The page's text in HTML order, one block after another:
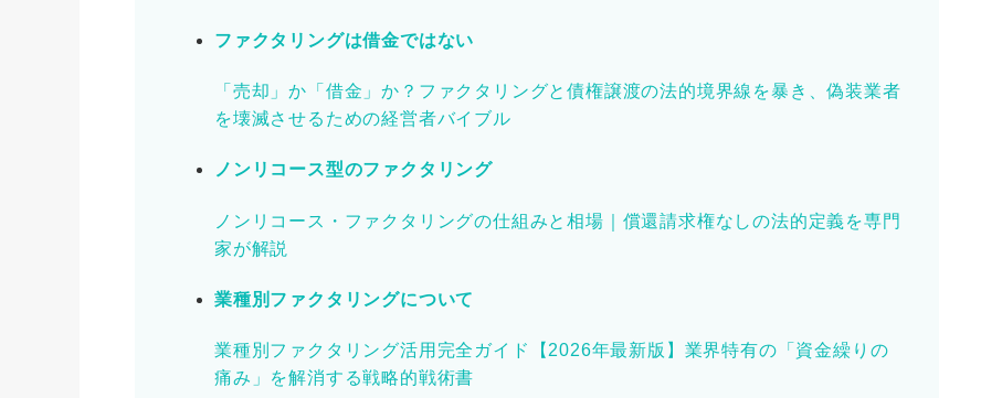
ファクタリングは借金ではない
「売却」か「借金」か？ファクタリングと債権譲渡の法的境界線を暴き、偽装業者
を壊滅させるための経営者バイブル
ノンリコース型のファクタリング
ノンリコース・ファクタリングの仕組みと相場｜償還請求権なしの法的定義を専門
家が解説
業種別ファクタリングについて
業種別ファクタリング活用完全ガイド【2026年最新版】業界特有の「資金繰りの
痛み」を解消する戦略的戦術書